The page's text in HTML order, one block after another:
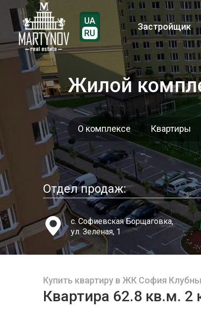
UA
RU
Застройщик
Жилой
О комплексе Квартиры
Отдел продаж:
с. Софиевская Борщаговка,
ул. Зеленая, 1
Купить квартиру в ЖК София
Квартира 62.8 кв.м.